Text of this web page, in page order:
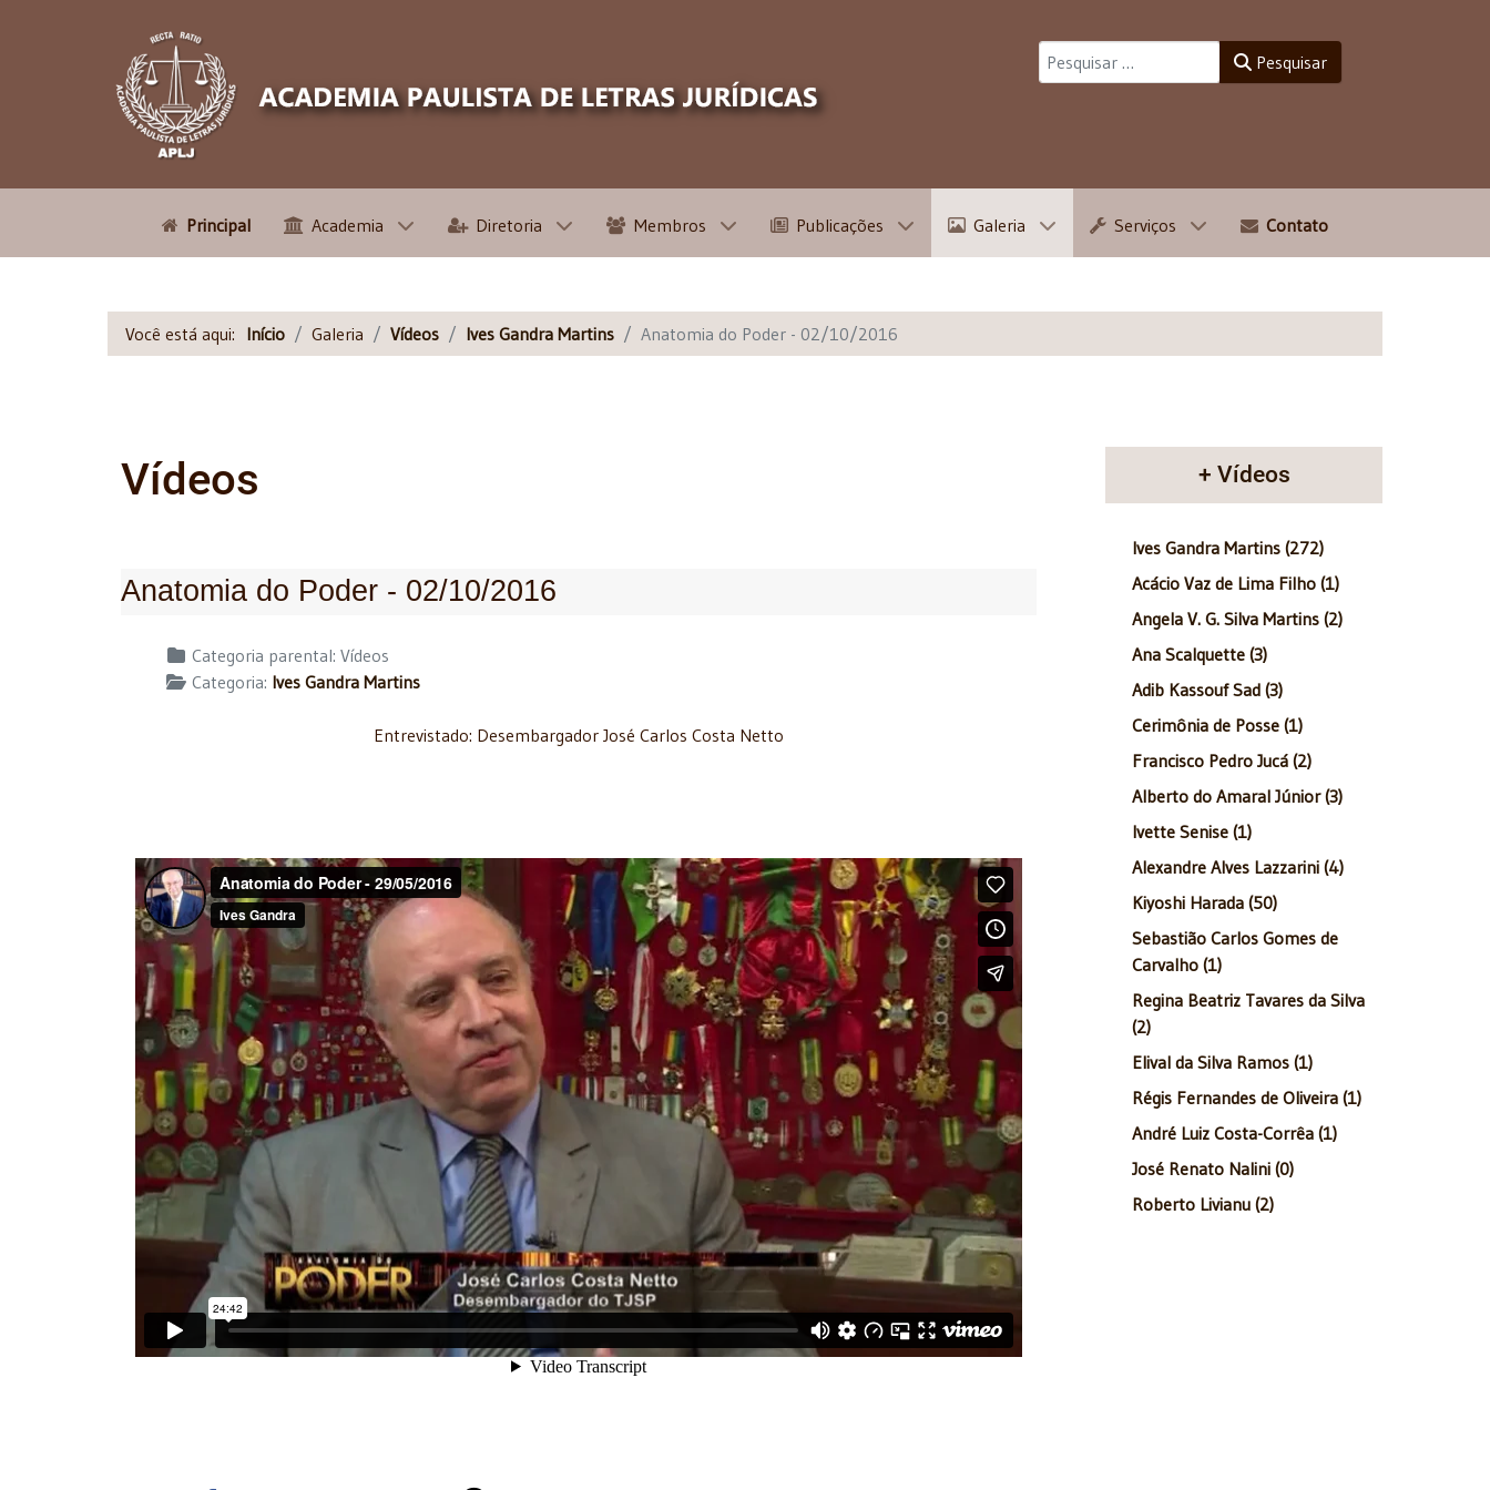
Pesquisar
Principal Academia Diretoria Membros Publicações Galeria Serviços Contato
Você está aqui: Início Galeria Vídeos Ives Gandra Martins Anatomia do Poder - 02/10/2016
Vídeos
Anatomia do Poder - 02/10/2016
Detalhes Categoria parental: Vídeos
Categoria: Ives Gandra Martins
Entrevistado: Desembargador José Carlos Costa Netto
+ Vídeos
Ives Gandra Martins (272)
Acácio Vaz de Lima Filho (1)
Angela V. G. Silva Martins (2)
Ana Scalquette (3)
Adib Kassouf Sad (3)
Cerimônia de Posse (1)
Francisco Pedro Jucá (2)
Alberto do Amaral Júnior (3)
Ivette Senise (1)
Alexandre Alves Lazzarini (4)
Kiyoshi Harada (50)
Sebastião Carlos Gomes de
Carvalho (1)
Regina Beatriz Tavares da Silva
(2)
Elival da Silva Ramos (1)
Régis Fernandes de Oliveira (1)
André Luiz Costa-Corrêa (1)
José Renato Nalini (0)
Roberto Livianu (2)